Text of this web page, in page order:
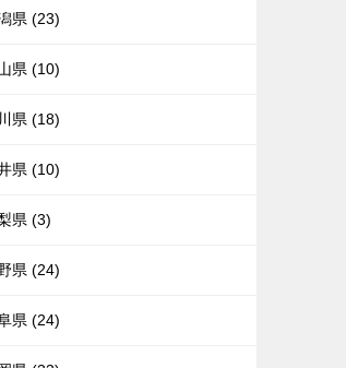
県 (23)
県 (10)
県 (18)
県 (10)
県 (3)
県 (24)
県 (24)